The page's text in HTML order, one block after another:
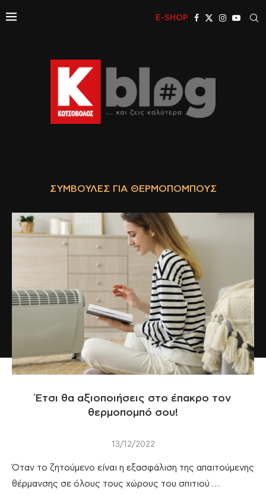
E-SHOP
ΣΥΜΒΟΥΛΈΣ ΓΙΑ ΘΕΡΜΟΠΟΜΠΟΎΣ
Έτσι θα αξιοποιήσεις στο έπακρο τον
θερμοπομπό σου!
13/12/2022
Όταν το ζητούμενο είναι η εξασφάλιση της απαιτούμενης
θέρμανσης σε όλους τους χώρους του σπιτιού …